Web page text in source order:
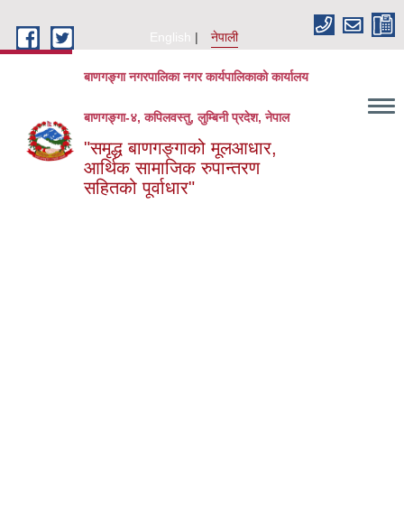
English
नेपाली
बाणगङ्गा नगरपालिका नगर कार्यपालिकाको कार्यालय
बाणगङ्गा-४, कपिलवस्तु, लुम्बिनी प्रदेश, नेपाल
"समृद्ध बाणगङ्गाको मूलआधार,
आर्थिक सामाजिक रुपान्तरण
सहितको पूर्वाधार"